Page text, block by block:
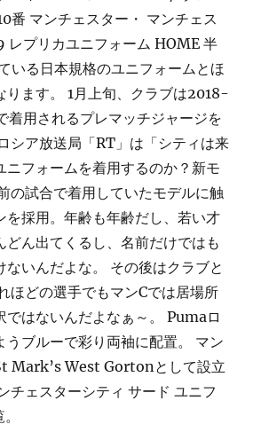
番 マンチェスター・ マンチェス
レプリカユニフォーム HOME 半
いる日本規格のユニフォームとほ
ります。 1月上旬、クラブは2018-
着用されるプレマッチジャージを
シア放送局「RT」は「シティは来
ニフォームを着用するのか？新モ
の試合で着用していたモデルに触
を採用。年齢も年齢だし、若い才
どん出てくるし、名前だけではも
ないんだよな。 その後はクラブと
ほどの選手でもマンCでは居場所
ではないんだよなぁ～。 Pumaロ
うブルーで彩り両袖に配置。 マン
Mark’s West Gortonとして設立
チェスターシティ サード ユニフ